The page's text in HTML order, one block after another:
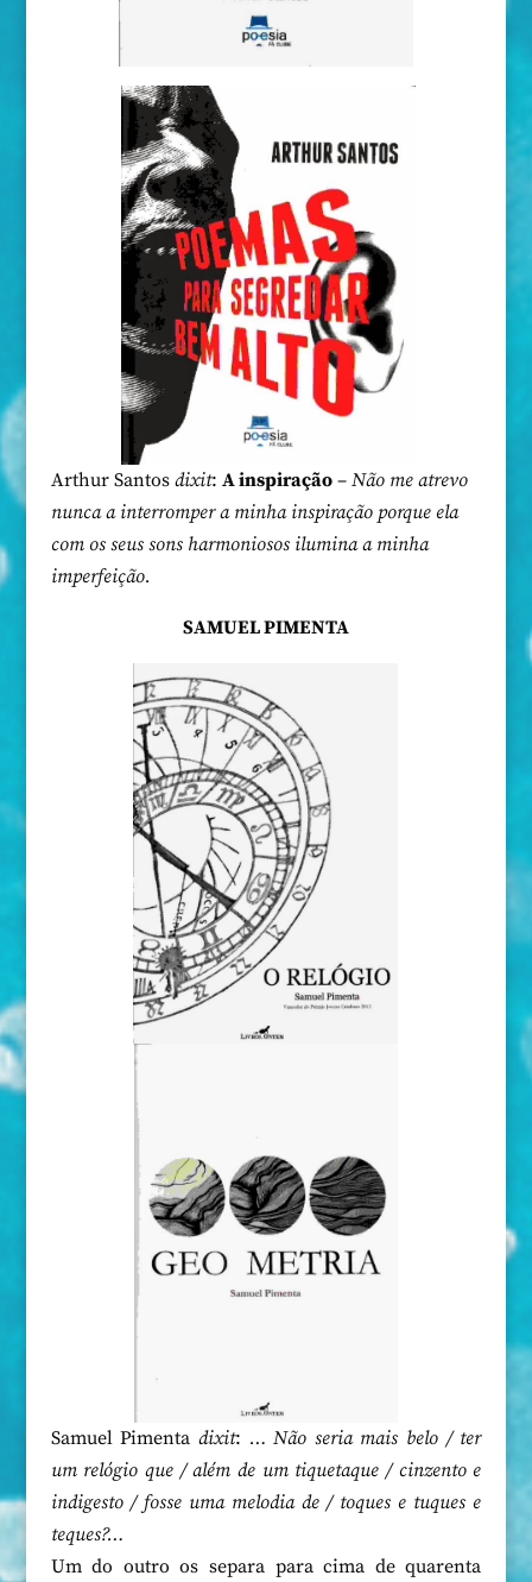
Arthur Santos dixit: A inspiração– Não me atrevo
nunca a interromper a minha inspiração porque ela
com os seus sons harmoniosos ilumina a minha
imperfeição.
SAMUEL PIMENTA
Samuel Pimenta dixit: … Não seria mais belo / ter
um relógio que / além de um tiquetaque / cinzento e
indigesto / fosse uma melodia de / toques e tuques e
teques?…
Um do outro os separa para cima de quarenta